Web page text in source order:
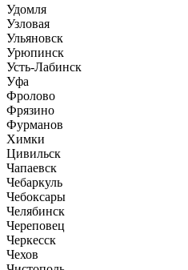
Удомля
Узловая
Ульяновск
Урюпинск
Усть-Лабинск
Уфа
Фролово
Фрязино
Фурманов
Химки
Цивильск
Чапаевск
Чебаркуль
Чебоксары
Челябинск
Череповец
Черкесск
Чехов